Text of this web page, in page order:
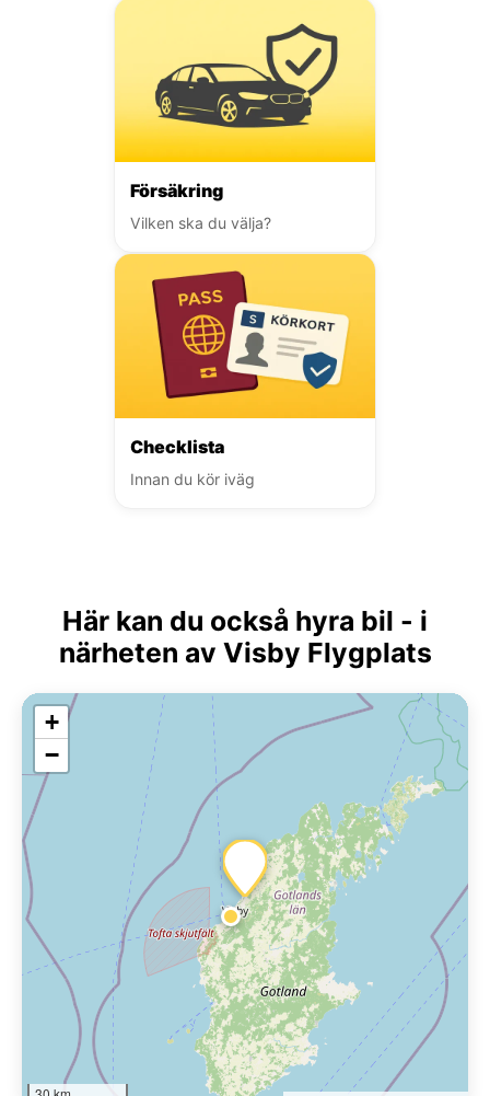
Försäkring
Vilken ska du välja?
Checklista
Innan du kör iväg
Här kan du också hyra bil - i
närheten av Visby Flygplats
+
−